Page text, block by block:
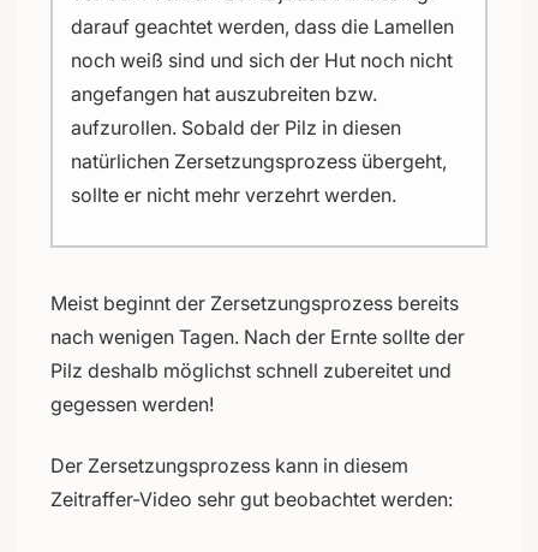
darauf geachtet werden, dass die Lamellen
noch weiß sind und sich der Hut noch nicht
angefangen hat auszubreiten bzw.
aufzurollen. Sobald der Pilz in diesen
natürlichen Zersetzungsprozess übergeht,
sollte er nicht mehr verzehrt werden.
Meist beginnt der Zersetzungsprozess bereits
nach wenigen Tagen. Nach der Ernte sollte der
Pilz deshalb möglichst schnell zubereitet und
gegessen werden!
Der Zersetzungsprozess kann in diesem
Zeitraffer-Video sehr gut beobachtet werden: